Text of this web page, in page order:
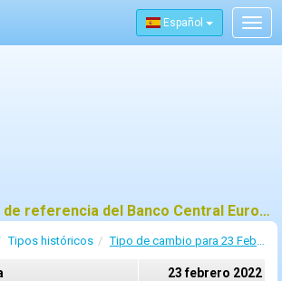
Español
Tipos de cambio de referencia del Banco Central Europeo (BCE) para 23 febrero 2022
Tipos históricos Tipo de cambio para 23 Febrero 2022
23 febrero 2022